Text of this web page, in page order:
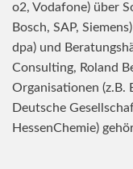
o2, Vodafone) über
Bosch, SAP,
dpa) und
Consulting, Roland
Organisationen (z.B.
Deutsche
HessenChemie)